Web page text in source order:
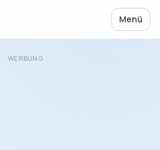
Menü
WERBUNG